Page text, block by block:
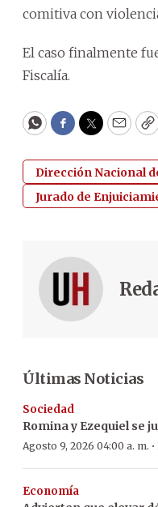
comitiva con
El caso finalmente
Fiscalía.
WhatsApp
Facebook
Twitter
Dirección Nacional
Jurado de
Últimas Noticias
Sociedad
Romina y Ezequiel se
Agosto 9, 2026 04:00 a. m. ·
Economía